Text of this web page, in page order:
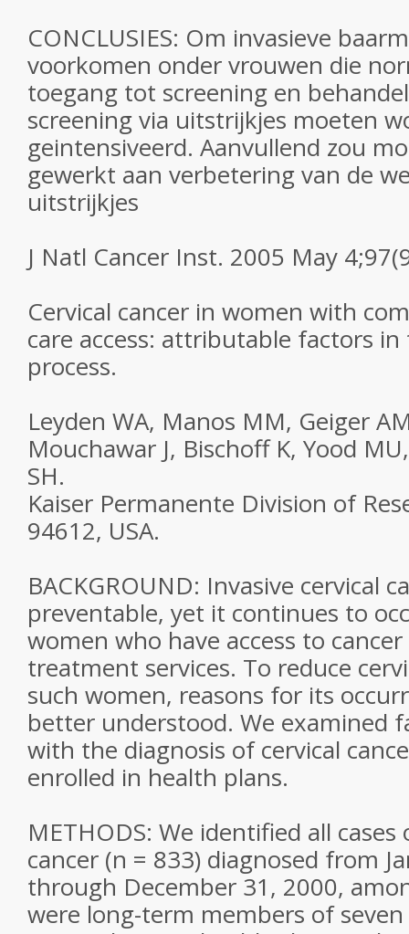
CONCLUSIES: Om invasieve
voorkomen onder vrouwen die
toegang tot screening en
screening via uitstrijkjes moeten
geintensiveerd. Aanvullend zou
gewerkt aan verbetering van de
uitstrijkjes
J Natl Cancer Inst. 2005 May
Cervical cancer in women with
care access: attributable factors
process.
Leyden WA, Manos MM, Geiger
Mouchawar J, Bischoff K, Yood
SH.
Kaiser Permanente Division of
94612, USA.
BACKGROUND: Invasive cervical
preventable, yet it continues to
women who have access to
treatment services. To reduce
such women, reasons for its
better understood. We examined
with the diagnosis of cervical
enrolled in health plans.
METHODS: We identified all cases
cancer (n = 833) diagnosed from
through December 31, 2000,
were long-term members of